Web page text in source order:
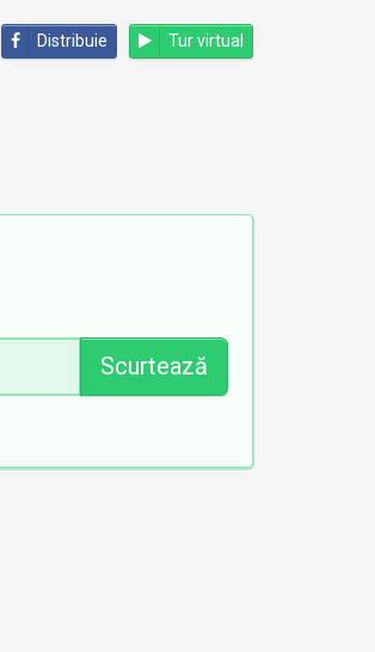
Distribuie Tur virtual
Scurtează